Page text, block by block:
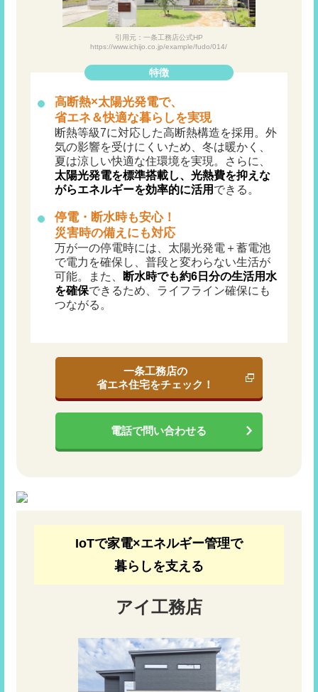
引用元：一条工務店公式HP
https://www.ichijo.co.jp/example/fudo/014/
特徴
高断熱×太陽光発電で、
省エネ＆快適な暮らしを実現
断熱等級7に対応した高断熱構造を採用。外
気の影響を受けにくいため、冬は暖かく、
夏は涼しい快適な住環境を実現。さらに、
太陽光発電を標準搭載し、光熱費を抑えな
がらエネルギーを効率的に活用 できる。
停電・断水時も安心！
災害時の備えにも対応
万が一の停電時には、太陽光発電＋蓄電池
で電力を確保し、普段と変わらない生活が
可能。また、 断水時でも約6日分の生活用水
を確保できるため、ライフライン確保にも
つながる。
一条工務店の
省エネ住宅をチェック！
電話で問い合わせる
IoTで家電×エネルギー管理で
暮らしを支える
アイ工務店